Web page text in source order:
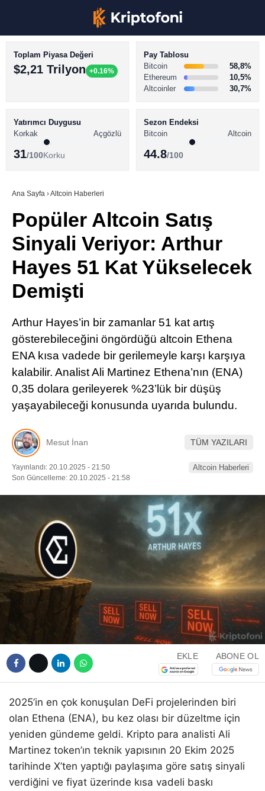
Youtube
TikTok
BİTCOİN HABERLERİ
ALTCOİN HABERLERİ
SÖZLÜK
Toplam Piyasa Değeri
$2,21 Trilyon +0.16%
Pay Tablosu
Bitcoin
58,8%
Ethereum
10,5%
Altcoinler
30,7%
Yatırımcı Duygusu
Korkak
Açgözlü
31/100Korku
Sezon Endeksi
Bitcoin
Altcoin
44.8/100
Ana Sayfa ›Altcoin Haberleri
Popüler Altcoin Satış
Sinyali Veriyor: Arthur
Hayes 51 Kat Yükselecek
Demişti
Arthur Hayes’in bir zamanlar 51 kat artış
gösterebileceğini öngördüğü altcoin Ethena
ENA kısa vadede bir gerilemeyle karşı karşıya
kalabilir. Analist Ali Martinez Ethena’nın (ENA)
0,35 dolara gerileyerek %23’lük bir düşüş
yaşayabileceği konusunda uyarıda bulundu.
Mesut İnan TÜM YAZILARI
Yayınlandı: 20.10.2025 - 21:50
Son Güncelleme: 20.10.2025 - 21:58
Altcoin Haberleri
EKLE ABONE OL
2025’in en çok konuşulan DeFi projelerinden biri
olan Ethena (ENA), bu kez olası bir düzeltme için
yeniden gündeme geldi. Kripto para analisti Ali
Martinez token’ın teknik yapısının 20 Ekim 2025
tarihinde X’ten yaptığı paylaşıma göre satış sinyali
verdiğini ve fiyat üzerinde kısa vadeli baskı